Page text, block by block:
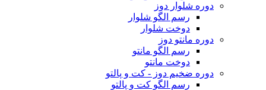
دوره شلوار دوز
رسم الگو شلوار
دوخت شلوار
دوره مانتو دوز
رسم الگو مانتو
دوخت مانتو
دوره ضخیم دوز - کت و پالتو
رسم الگو کت و پالتو